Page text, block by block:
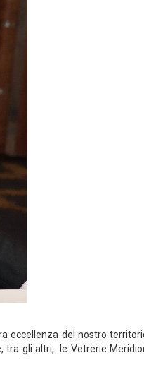
eccellenza del nostro
tra gli altri, le Vetrerie